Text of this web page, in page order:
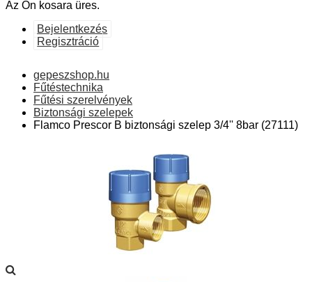
Az Ön kosara üres.
Bejelentkezés
Regisztráció
gepeszshop.hu
Fűtéstechnika
Fűtési szerelvények
Biztonsági szelepek
Flamco Prescor B biztonsági szelep 3/4'' 8bar (27111)